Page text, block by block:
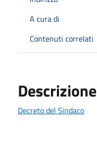
A cura di
Contenuti correlati
Descrizione
Decreto del Sindaco